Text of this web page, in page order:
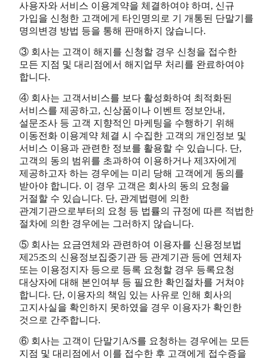
사용자와 서비스 이용계약을 체결하여야 하며, 신규
가입을 신청한 고객에게 타인명의로 기 개통된 단말기를
명의변경 방법 등을 통해 판매하지 않습니다.
③ 회사는 고객이 해지를 신청할 경우 신청을 접수한
모든 지점 및 대리점에서 해지업무 처리를 완료하여야
합니다.
④ 회사는 고객서비스를 보다 활성화하여 최적화된
서비스를 제공하고, 신상품이나 이벤트 정보안내,
설문조사 등 고객 지향적인 마케팅을 수행하기 위해
이동전화 이용계약 체결 시 수집한 고객의 개인정보 및
서비스 이용과 관련한 정보를 활용할 수 있습니다. 단,
고객의 동의 범위를 초과하여 이용하거나 제3자에게
제공하고자 하는 경우에는 미리 당해 고객에게 동의를
받아야 합니다. 이 경우 고객은 회사의 동의 요청을
거절할 수 있습니다. 단, 관계법령에 의한
관계기관으로부터의 요청 등 법률의 규정에 따른 적법한
절차에 의한 경우에는 그러하지 않습니다.
⑤ 회사는 요금연체와 관련하여 이용자를 신용정보법
제25조의 신용정보집중기관 등 관계기관 등에 연체자
또는 이용정지자 등으로 등록 요청할 경우 등록요청
대상자에 대해 본인여부 등 필요한 확인절차를 거쳐야
합니다. 단, 이용자의 책임 있는 사유로 인해 회사의
고지사실을 확인하지 못하였을 경우 이용자가 확인한
것으로 간주합니다.
⑥ 회사는 고객이 단말기A/S를 요청하는 경우에는 모든
지점 및 대리점에서 이를 접수한 후 고객에게 접수증을